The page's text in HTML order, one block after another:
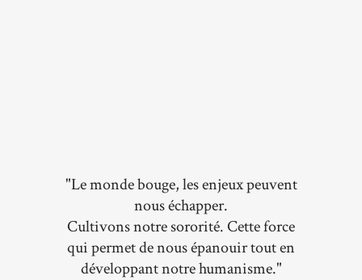
"Le monde bouge, les enjeux peuvent
nous échapper.
Cultivons notre sororité. Cette force
qui permet de nous épanouir tout en
développant notre humanisme."